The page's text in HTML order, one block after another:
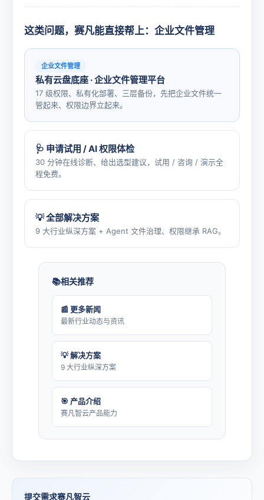
这类问题，赛凡能直接帮上：企业文件管理
企业文件管理
私有云盘底座 · 企业文件管理平台
17 级权限、私有化部署、三层备份，先把企业文件统一
管起来、权限边界立起来。
🩺 申请试用 / AI 权限体检
30 分钟在线诊断、给出选型建议，试用 / 咨询 / 演示全
程免费。
💡 全部解决方案
9 大行业纵深方案 + Agent 文件治理、权限继承 RAG。
相关推荐
📰 更多新闻
最新行业动态与资讯
💡 解决方案
9 大行业纵深方案
🎯 产品介绍
赛凡智云产品能力
提交需求赛凡智云